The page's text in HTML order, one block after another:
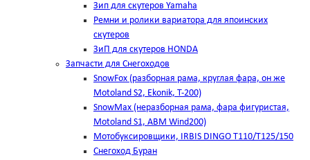
Зип для скутеров Yamaha
Ремни и ролики вариатора для япоинских
скутеров
ЗиП для скутеров HONDA
Запчасти для Снегоходов
SnowFox (разборная рама, круглая фара, он же
Motoland S2, Ekonik, T-200)
SnowMax (неразборная рама, фара фигуристая,
Motoland S1, ABM Wind200)
Мотобуксировщики, IRBIS DINGO Т110/Т125/150
Снегоход Буран